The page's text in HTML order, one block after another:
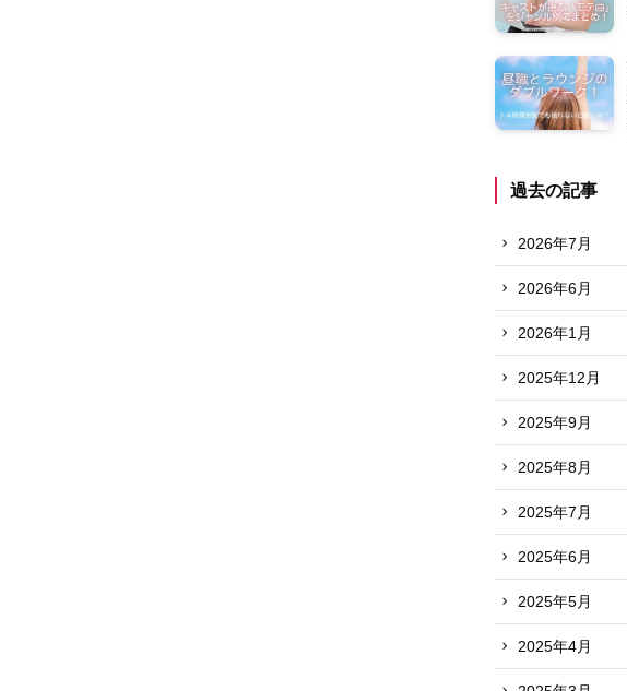
過去の記事
2026年7月
2026年6月
2026年1月
2025年12月
2025年9月
2025年8月
2025年7月
2025年6月
2025年5月
2025年4月